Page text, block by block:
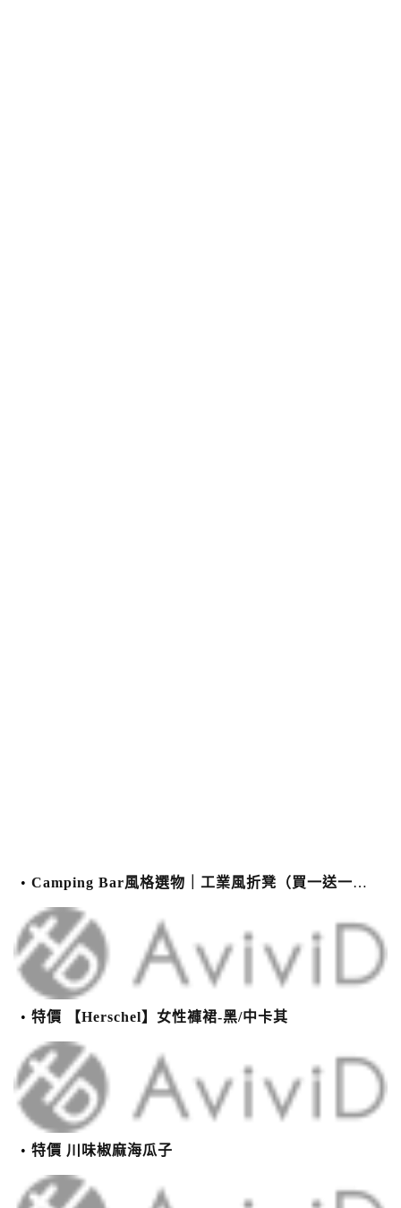
Camping Bar風格選物｜工業風折凳（買一送一）22cm高小椅
特價 【Herschel】女性褲裙-黑/中卡其
特價 川味椒麻海瓜子